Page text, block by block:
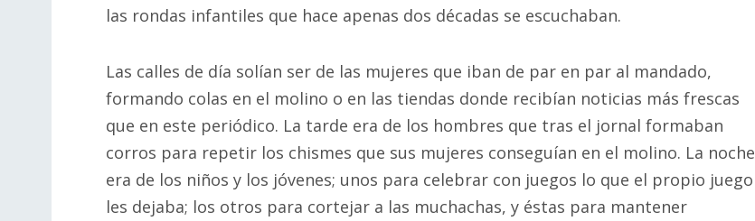
las rondas infantiles que hace apenas dos décadas se escuchaban.
Las calles de día solían ser de las mujeres que iban de par en par al mandado,
formando colas en el molino o en las tiendas donde recibían noticias más frescas
que en este periódico. La tarde era de los hombres que tras el jornal formaban
corros para repetir los chismes que sus mujeres conseguían en el molino. La noche
era de los niños y los jóvenes; unos para celebrar con juegos lo que el propio juego
les dejaba; los otros para cortejar a las muchachas, y éstas para mantener